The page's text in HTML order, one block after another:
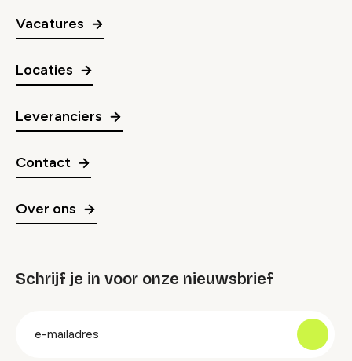
Vacatures
Locaties
Leveranciers
Contact
Over ons
Schrijf je in voor onze nieuwsbrief